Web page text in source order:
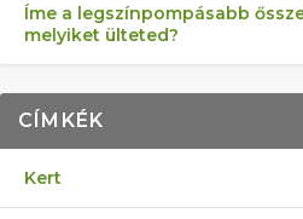
Íme a legszínpompásabb
melyiket ülteted?
CÍMKÉK
Kert